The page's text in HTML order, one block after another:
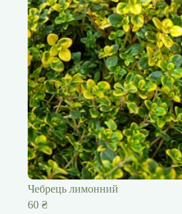
Чебрець лимонний
60 ₴